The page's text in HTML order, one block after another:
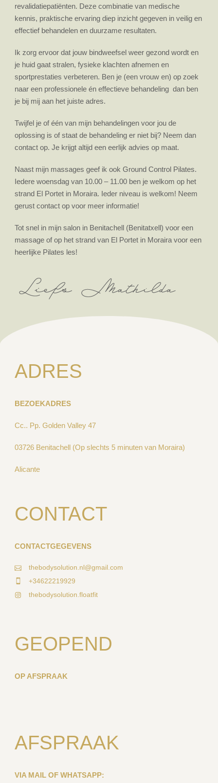
revalidatiepatiënten. Deze combinatie van medische
kennis, praktische ervaring diep inzicht gegeven in veilig en
effectief behandelen en duurzame resultaten.
Ik zorg ervoor dat jouw bindweefsel weer gezond wordt en
je huid gaat stralen, fysieke klachten afnemen en
sportprestaties verbeteren. Ben je (een vrouw en) op zoek
naar een professionele én effectieve behandeling dan ben
je bij mij aan het juiste adres.
Twijfel je of één van mijn behandelingen voor jou de
oplossing is of staat de behandeling er niet bij? Neem dan
contact op. Je krijgt altijd een eerlijk advies op maat.
Naast mijn massages geef ik ook Ground Control Pilates.
Iedere woensdag van 10.00 – 11.00 ben je welkom op het
strand El Portet in Moraira. Ieder niveau is welkom! Neem
gerust contact op voor meer informatie!
Tot snel in mijn salon in Benitachell (Benitatxell) voor een
massage of op het strand van El Portet in Moraira voor een
heerlijke Pilates les!
ADRES
BEZOEKADRES
Cc.. Pp. Golden Valley 47
03726 Benitachell (Op slechts 5 minuten van Moraira)
Alicante
CONTACT
CONTACTGEGEVENS
thebodysolution.nl@gmail.com
+34622219929
thebodysolution.floatfit
GEOPEND
OP AFSPRAAK
AFSPRAAK
VIA MAIL OF WHATSAPP: